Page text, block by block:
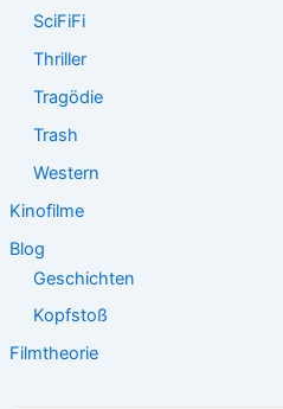
SciFiFi
Thriller
Tragödie
Trash
Western
Kinofilme
Blog
Geschichten
Kopfstoß
Filmtheorie